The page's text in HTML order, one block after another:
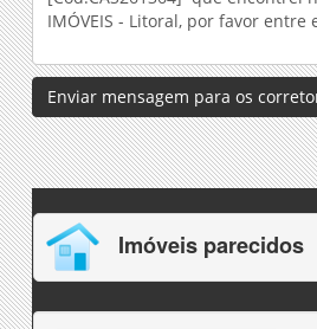
Enviar mensagem para os
Imóveis parecidos